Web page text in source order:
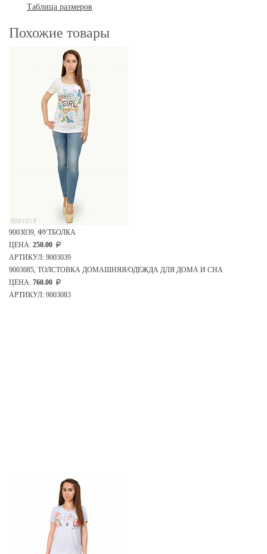
Таблица размеров
Похожие товары
9003039, ФУТБОЛКА
ЦЕНА: 250.00
АРТИКУЛ: 9003039
9003085, ТОЛСТОВКА ДОМАШНЯЯ/ОДЕЖДА ДЛЯ ДОМА И СНА
ЦЕНА: 760.00
АРТИКУЛ: 9003083